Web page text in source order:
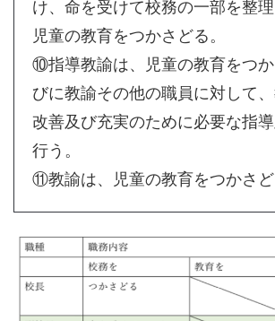
け、命を受けて校務の一部を整
児童の教育をつかさどる。
⑩指導教諭は、児童の教育をつ
びに教諭その他の職員に対して
改善及び充実のために必要な指
行う。
⑪教諭は、児童の教育をつかさど